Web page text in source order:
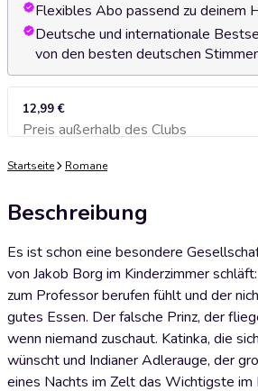
Flexibles Abo passend zu deinem
Deutsche und internationale
von den besten deutschen
12,99 €
Preis außerhalb des Clubs
Zum Warenkorb
Startseite Romane
Beschreibung
Es ist schon eine besondere
von Jakob Borg im Kinderzimmer
zum Professor berufen fühlt und der
gutes Essen. Der falsche Prinz, der
wenn niemand zuschaut. Katinka, die
wünscht und Indianer Adlerauge, der
eines Nachts im Zelt das Wichtigste im